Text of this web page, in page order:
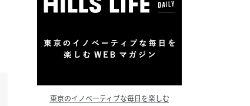
東京のイノベーティブな毎日を楽しむ